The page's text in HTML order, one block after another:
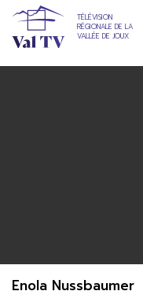
TÉLÉVISION
RÉGIONALE DE LA
VALLÉE DE JOUX
Enola Nussbaumer